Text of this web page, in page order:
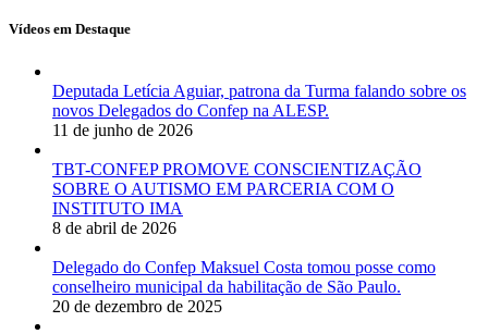
Vídeos em Destaque
Deputada Letícia Aguiar, patrona da Turma falando sobre os
novos Delegados do Confep na ALESP.
11 de junho de 2026
TBT-CONFEP PROMOVE CONSCIENTIZAÇÃO
SOBRE O AUTISMO EM PARCERIA COM O
INSTITUTO IMA
8 de abril de 2026
Delegado do Confep Maksuel Costa tomou posse como
conselheiro municipal da habilitação de São Paulo.
20 de dezembro de 2025